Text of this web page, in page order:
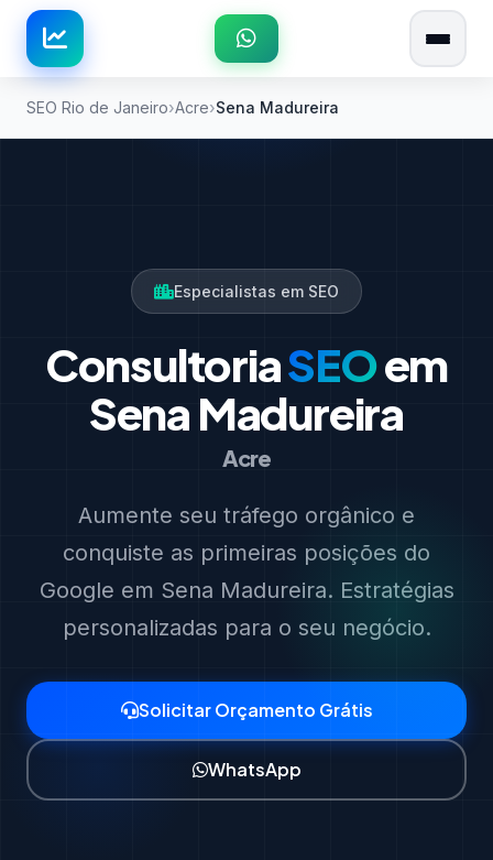
SEO Rio de Janeiro Acre Sena Madureira
Especialistas em SEO
ConsultoriaSEOem
Sena Madureira
Acre
Aumente seu tráfego orgânico e
conquiste as primeiras posições do
Google em Sena Madureira. Estratégias
personalizadas para o seu negócio.
Solicitar Orçamento Grátis
WhatsApp